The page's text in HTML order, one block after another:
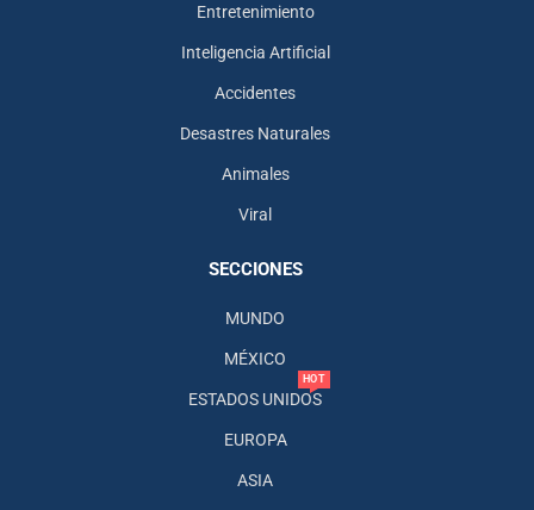
Entretenimiento
Inteligencia Artificial
Accidentes
Desastres Naturales
Animales
Viral
SECCIONES
MUNDO
MÉXICO
ESTADOS UNIDOS
HOT
EUROPA
ASIA